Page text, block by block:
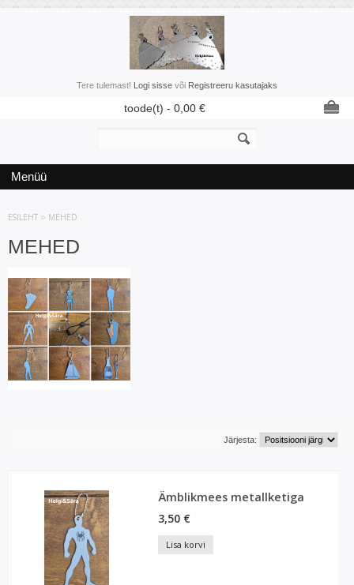
Tere tulemast! Logi sisse või Registreeru kasutajaks
toode(t) - 0,00 €
Menüü
ESILEHT » MEHED
MEHED
Järjesta:
Ämblikmees metallketiga
3,50 €
Lisa korvi